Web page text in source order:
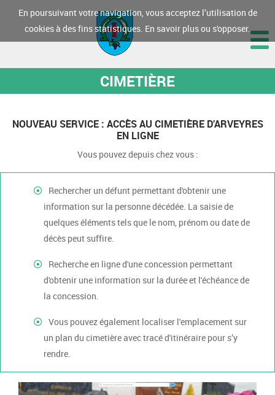
En poursuivant votre navigation, vous acceptez l’utilisation de
cookies à des fins statistiques. En savoir plus ou s'opposer.
CIMETIÈRE
NOUVEAU SERVICE : ACCÈS AU CIMETIÈRE D’ARVEYRES
EN LIGNE
Vous pouvez depuis chez vous :
Rechercher un défunt permettant d'obtenir une
information sur la personne décédée. La saisie de
quelques éléments tels que le nom, prénom ou date de
décès peut suffire.
Recherche en ligne d'une concession permettant
d'obtenir une information sur la durée et l'échéance de
la concession.
Vous pouvez également localiser l'emplacement sur
un plan du cimetière avec tracé d'itinéraire pour s’y
rendre.